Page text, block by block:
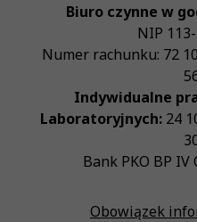
Biuro czynne w
NIP
Numer rachunku: 72
Indywidualne
Laboratoryjnych:24
Bank PKO BP IV
Obowiązek